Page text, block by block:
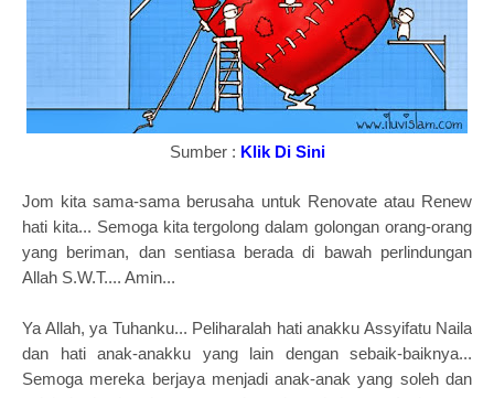
Sumber : Klik Di Sini
Jom kita sama-sama berusaha untuk Renovate atau Renew
hati kita... Semoga kita tergolong dalam golongan orang-orang
yang beriman, dan sentiasa berada di bawah perlindungan
Allah S.W.T.... Amin...
Ya Allah, ya Tuhanku... Peliharalah hati anakku Assyifatu Naila
dan hati anak-anakku yang lain dengan sebaik-baiknya...
Semoga mereka berjaya menjadi anak-anak yang soleh dan